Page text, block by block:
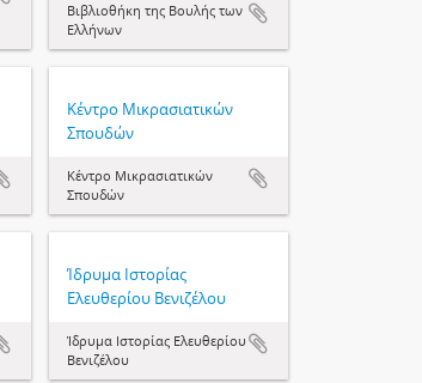
Βιβλιοθήκη της Βουλής των
Ελλήνων
Κέντρο Μικρασιατικών
Σπουδών
Κέντρο Μικρασιατικών
Σπουδών
Ίδρυμα Ιστορίας
Ελευθερίου Βενιζέλου
Ίδρυμα Ιστορίας Ελευθερίου
Βενιζέλου